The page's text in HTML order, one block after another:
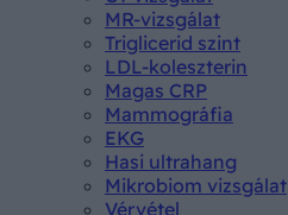
MR-vizsgálat
Triglicerid szint
LDL-koleszterin
Magas CRP
Mammográfia
EKG
Hasi ultrahang
Mikrobiom vizsgálat
Vérvétel